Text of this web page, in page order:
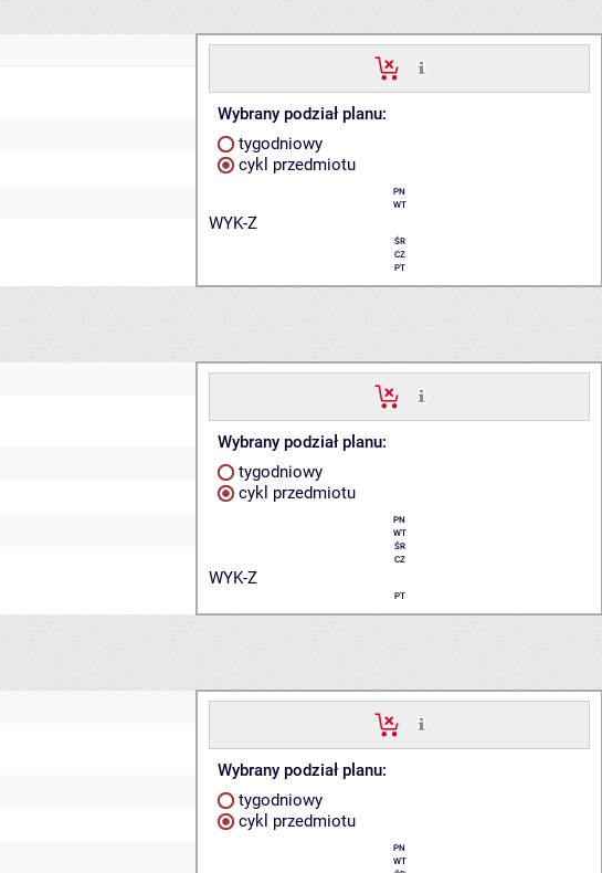
Wybrany podział planu:
tygodniowy
cykl przedmiotu
PN
WT
WYK-Z
ŚR
CZ
PT
Wybrany podział planu:
tygodniowy
cykl przedmiotu
PN
WT
ŚR
CZ
WYK-Z
PT
Wybrany podział planu:
tygodniowy
cykl przedmiotu
PN
WT